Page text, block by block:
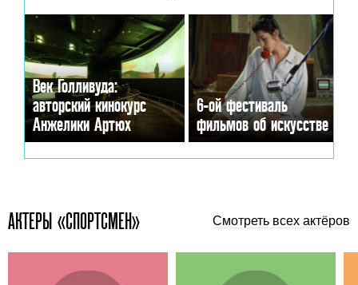
Век Голливуда:
авторский кинокурс
Анжелики Артюх
6-ой фестиваль
фильмов об искусстве
АКТЕРЫ «СПОРТСМЕН» Смотреть всех актёров